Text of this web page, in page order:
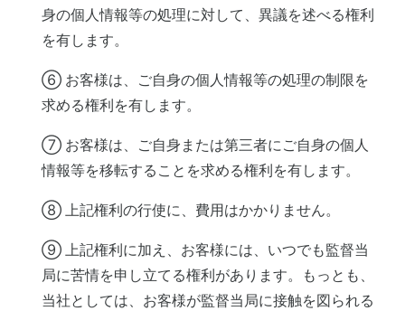
身の個人情報等の処理に対して、異議を述べる権利
を有します。
⑥ お客様は、ご自身の個人情報等の処理の制限を
求める権利を有します。
⑦ お客様は、ご自身または第三者にご自身の個人
情報等を移転することを求める権利を有します。
⑧ 上記権利の行使に、費用はかかりません。
⑨ 上記権利に加え、お客様には、いつでも監督当
局に苦情を申し立てる権利があります。もっとも、
当社としては、お客様が監督当局に接触を図られる